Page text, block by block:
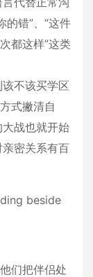
的错”、“这件
都这样”这类
不该买学区
式撇清自
战也就开始
密关系有百
们把伴侣处